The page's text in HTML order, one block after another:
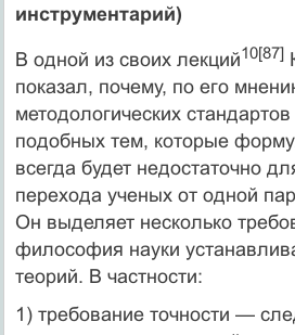
инструментарий)
В одной из своих лекций10[87]
показал, почему, по его
методологических
подоб­ных тем, которые
всегда будет недостаточно
перехода ученых от одной
Он выделяет несколько
философия науки
теорий. В частности:
1) требование точности —